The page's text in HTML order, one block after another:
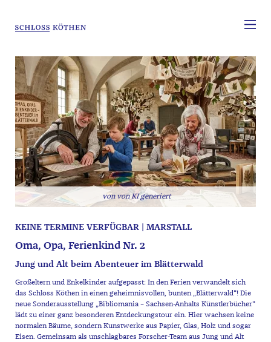
von KI generiert
KEINE TERMINE VERFÜGBAR | MARSTALL
Oma, Opa, Ferienkind Nr. 2
Jung und Alt beim Abenteuer im Blätterwald
Großeltern und Enkelkinder aufgepasst: In den Ferien verwandelt sich
das Schloss Köthen in einen geheimnisvollen, bunten „Blätterwald“! Die
neue Sonderausstellung „Bibliomania – Sachsen-Anhalts Künstlerbücher“
lädt zu einer ganz besonderen Entdeckungstour ein. Hier wachsen keine
normalen Bäume, sondern Kunstwerke aus Papier, Glas, Holz und sogar
Eisen. Gemeinsam als unschlagbares Forscher-Team aus Jung und Alt